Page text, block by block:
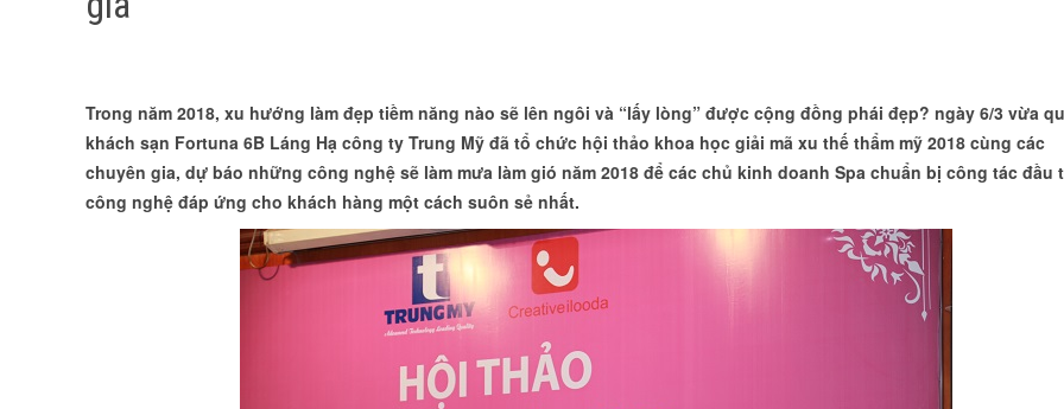
Trong năm 2018, xu hướng làm đẹp tiềm năng nào sẽ lên ngôi và “lấy lòng” được cộng đồng phái đẹp? ngày 6/3 vừa
khách sạn Fortuna 6B Láng Hạ công ty Trung Mỹ đã tổ chức hội thảo khoa học giải mã xu thế thẩm mỹ 2018 cùng các
chuyên gia, dự báo những công nghệ sẽ làm mưa làm gió năm 2018 để các chủ kinh doanh Spa chuẩn bị công tác đầu
công nghệ đáp ứng cho khách hàng một cách suôn sẻ nhất.